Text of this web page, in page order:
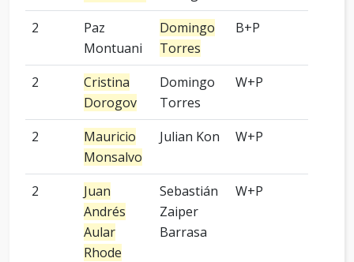
2
Paz
Montuani
Domingo
Torres
B+P
2
Cristina
Dorogov
Domingo
Torres
W+P
2
Mauricio
Monsalvo
Julian Kon W+P
2
Juan
Andrés
Aular
Rhode
Sebastián
Zaiper
Barrasa
W+P